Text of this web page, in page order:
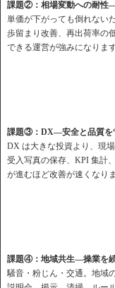
課題②：相場変動への耐性
単価が下がっても倒れない
歩留まり改善、再出荷率の
できる運営が強みになります
課題③：DX—安全と品質を
DX は大きな投資より、現
受入写真の保存、KPI 集計
が進むほど改善が速くなりま
課題④：地域共生—操業を
騒音・粉じん・交通。地域